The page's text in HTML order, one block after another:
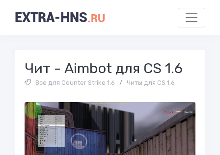
EXTRA-HNS.RU
Чит - Aimbot для CS 1.6
Всё для Counter Strike 1.6 / Читы для CS 1.6